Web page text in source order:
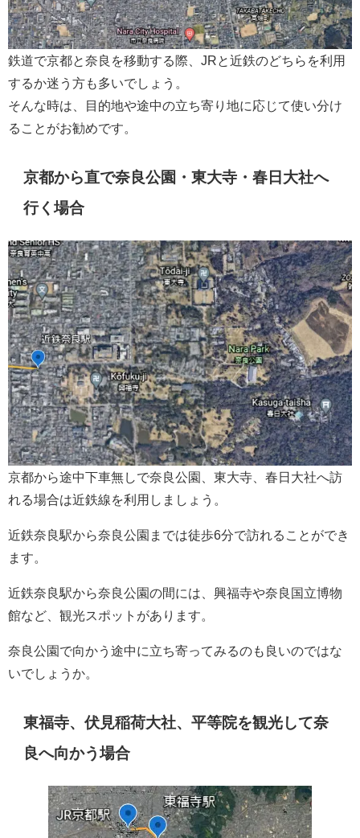
鉄道で京都と奈良を移動する際、JRと近鉄のどちらを利用
するか迷う方も多いでしょう。
そんな時は、目的地や途中の立ち寄り地に応じて使い分け
ることがお勧めです。
京都から直で奈良公園・東大寺・春日大社へ
行く場合
京都から途中下車無しで奈良公園、東大寺、春日大社へ訪
れる場合は近鉄線を利用しましょう。
近鉄奈良駅から奈良公園までは徒歩6分で訪れることができ
ます。
近鉄奈良駅から奈良公園の間には、興福寺や奈良国立博物
館など、観光スポットがあります。
奈良公園で向かう途中に立ち寄ってみるのも良いのではな
いでしょうか。
東福寺、伏見稲荷大社、平等院を観光して奈
良へ向かう場合